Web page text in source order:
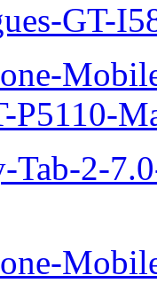
GT-
Tab-2-